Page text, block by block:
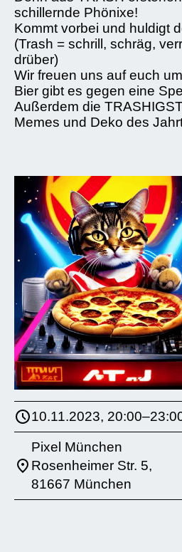
schillernde Phönixe!
Kommt vorbei und huldigt
(Trash = schrill, schräg,
drüber)
Wir freuen uns auf euch
Bier gibt es gegen eine
Außerdem die
Memes und Deko des
10.11.2023,
Pixel München
Rosenheimer Str. 5,
81667 München